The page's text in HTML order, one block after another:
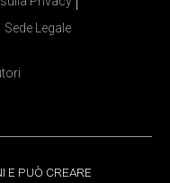
Sede Legale
E PUÒ CREARE